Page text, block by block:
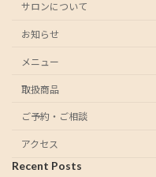
サロンについて
お知らせ
メニュー
取扱商品
ご予約・ご相談
アクセス
Recent Posts